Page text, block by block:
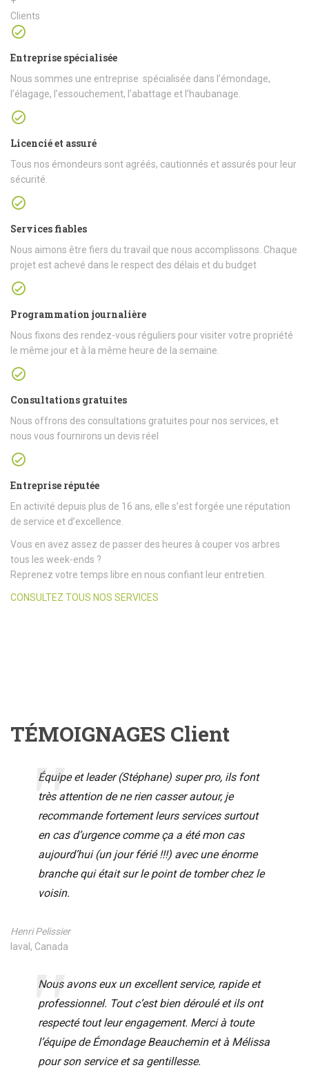
Clients
Entreprise spécialisée
Nous sommes une entreprise spécialisée dans l’émondage,
l’élagage, l’essouchement, l’abattage et l’haubanage.
Licencié et assuré
Tous nos émondeurs sont agréés, cautionnés et assurés pour leur
sécurité.
Services fiables
Nous aimons être fiers du travail que nous accomplissons. Chaque
projet est achevé dans le respect des délais et du budget
Programmation journalière
Nous fixons des rendez-vous réguliers pour visiter votre propriété
le même jour et à la même heure de la semaine.
Consultations gratuites
Nous offrons des consultations gratuites pour nos services, et
nous vous fournirons un devis réel
Entreprise réputée
En activité depuis plus de 16 ans, elle s’est forgée une réputation
de service et d’excellence.
Vous en avez assez de passer des heures à couper vos arbres
tous les week-ends ?
Reprenez votre temps libre en nous confiant leur entretien.
CONSULTEZ TOUS NOS SERVICES
TÉMOIGNAGES Client
Équipe et leader (Stéphane) super pro, ils font
très attention de ne rien casser autour, je
recommande fortement leurs services surtout
en cas d’urgence comme ça a été mon cas
aujourd’hui (un jour férié !!!) avec une énorme
branche qui était sur le point de tomber chez le
voisin.
Henri Pelissier
laval, Canada
Nous avons eux un excellent service, rapide et
professionnel. Tout c’est bien déroulé et ils ont
respecté tout leur engagement. Merci à toute
l’équipe de Émondage Beauchemin et à Mélissa
pour son service et sa gentillesse.